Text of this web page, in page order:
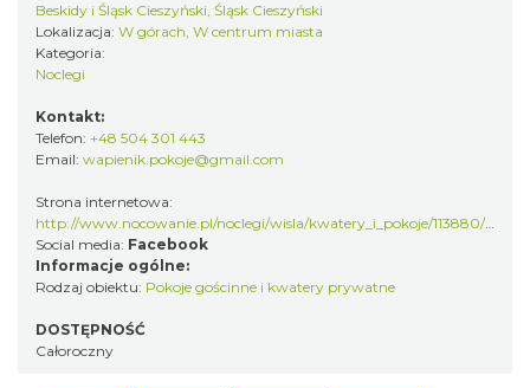
Beskidy i Śląsk Cieszyński, Śląsk Cieszyński
Lokalizacja: W górach, W centrum miasta
Kategoria:
Noclegi
Kontakt:
Telefon: +48 504 301 443
Email: wapienik.pokoje@gmail.com
Strona internetowa:
http://www.nocowanie.pl/noclegi/wisla/kwatery_i_pokoje/113880/fbclid=IwAR1bHfy624kAM7mQUmY3Y6jIdvk5tJWmsyqLq4yCuAt
Social media: Facebook
Informacje ogólne:
Rodzaj obiektu: Pokoje gościnne i kwatery prywatne
DOSTĘPNOŚĆ
Całoroczny